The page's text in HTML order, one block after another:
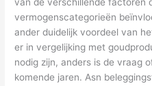
van de verschillende factoren
vermogenscategorieën
ander duidelijk voordeel van
er in vergelijking met
nodig zijn, anders is de vraag
komende jaren. Asn